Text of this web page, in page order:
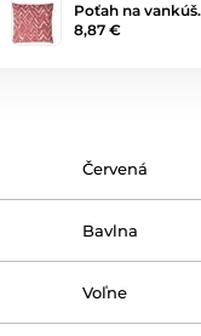
Poťah na
8,87 €
Červená
Bavlna
Voľne